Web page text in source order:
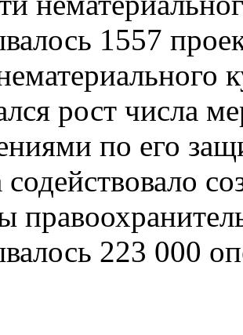
1557
рост числа
по его
содействовало
223 000